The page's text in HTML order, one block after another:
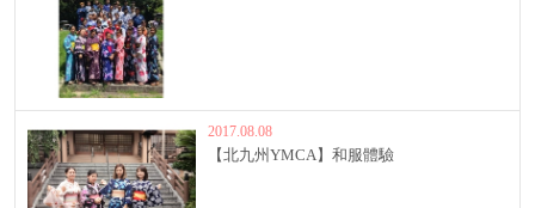
2017.08.08
【北九州YMCA】和服體驗